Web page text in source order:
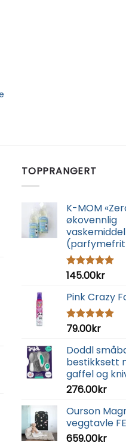
TOPPRANGERT
K-MOM
økovennlig
vaskemiddel
Vurdert
145.00kr
Pink Crazy
Vurdert
79.00kr
Doddl
bestikksett
gaffel og
276.00kr
Ourson
veggtavle
659.00kr